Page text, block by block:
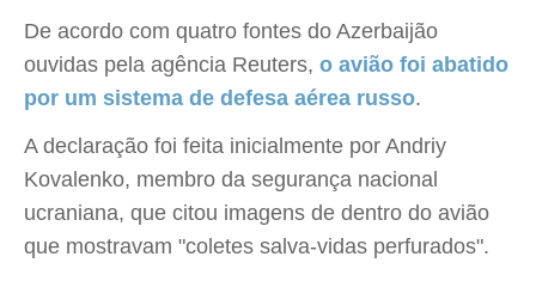
De acordo com quatro fontes do Azerbaijão
ouvidas pela agência Reuters, o avião foi abatido
por um sistema de defesa aérea russo.
A declaração foi feita inicialmente por Andriy
Kovalenko, membro da segurança nacional
ucraniana, que citou imagens de dentro do avião
que mostravam "coletes salva-vidas perfurados".